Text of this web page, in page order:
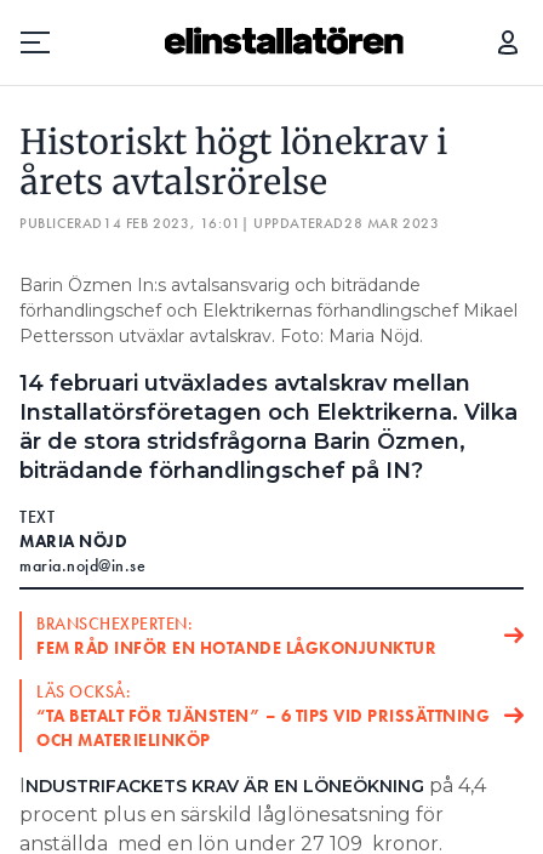
Prenumerera
Hantera prenumeration
Lediga jobb
Annonsera
Läs E-tidningen
Om tidningen
Personuppgifter
Search for:
SEARCH
Historiskt högt lönekrav i
årets avtalsrörelse
PUBLICERAD 14 FEB 2023, 16:01 | UPPDATERAD28 MAR 2023
Barin Özmen In:s avtalsansvarig och biträdande
förhandlingschef och Elektrikernas förhandlingschef Mikael
Pettersson utväxlar avtalskrav. Foto: Maria Nöjd.
14 februari utväxlades avtalskrav mellan
Installatörsföretagen och Elektrikerna. Vilka
är de stora stridsfrågorna Barin Özmen,
biträdande förhandlingschef på IN?
TEXT
MARIA NÖJD
maria.nojd@in.se
BRANSCHEXPERTEN:
FEM RÅD INFÖR EN HOTANDE LÅGKONJUNKTUR
LÄS OCKSÅ:
“TA BETALT FÖR TJÄNSTEN” – 6 TIPS VID PRISSÄTTNING
OCH MATERIELINKÖP
INDUSTRIFACKETS KRAV ÄR EN LÖNEÖKNING på 4,4
procent plus en särskild låglönesatsning för
anställda med en lön under 27 109 kronor.